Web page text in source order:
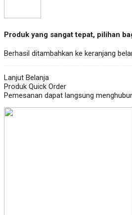
Produk yang sangat tepat, pilihan
Berhasil ditambahkan ke keranjang
Lanjut Belanja
Produk Quick Order
Pemesanan dapat langsung